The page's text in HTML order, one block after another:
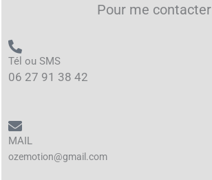
Pour me contacter
Tél ou SMS
06 27 91 38 42
MAIL
ozemotion@gmail.com